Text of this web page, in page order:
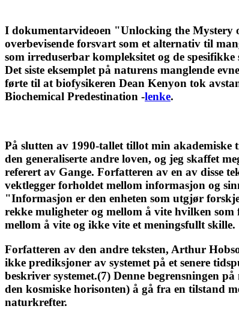
I dokumentarvideoen "Unlocking the Mystery
overbevisende forsvart som et alternativ til
som irreduserbar kompleksitet og de
Det siste eksemplet på naturens manglende
førte til at biofysikeren Dean Kenyon tok
Biochemical Predestination -lenke.
På slutten av 1990-tallet tillot min
den generaliserte andre loven, og jeg skaffet
referert av Gange. Forfatteren av en av disse
vektlegger forholdet mellom informasjon og
"Informasjon er den enheten som utgjør
rekke muligheter og mellom å vite hvilken
mellom å vite og ikke vite et meningsfullt skille.
Forfatteren av den andre teksten, Arthur
ikke prediksjoner av systemet på et senere
beskriver systemet.(7) Denne begrensningen
den kosmiske horisonten) å gå fra en tilstand
naturkrefter.